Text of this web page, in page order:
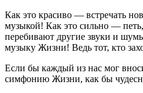
Как это красиво — встречать
музыкой! Как это сильно — петь,
перебивают другие звуки и
музыку Жизни! Ведь тот, кто
Если бы каждый из нас мог
симфонию Жизни, как бы